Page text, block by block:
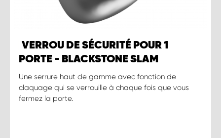
VERROU DE SÉCURITÉ POUR 1
PORTE - BLACKSTONE SLAM
Une serrure haut de gamme avec fonction de
claquage qui se verrouille à chaque fois que vous
fermez la porte.